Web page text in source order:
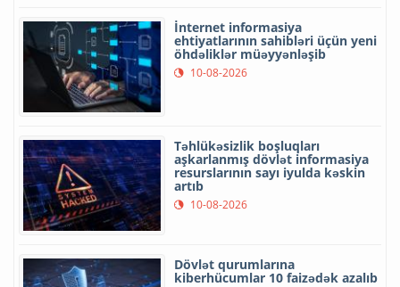
İnternet informasiya
ehtiyatlarının sahibləri üçün yeni
öhdəliklər müəyyənləşib
10-08-2026
Təhlükəsizlik boşluqları
aşkarlanmış dövlət informasiya
resurslarının sayı iyulda kəskin
artıb
10-08-2026
Dövlət qurumlarına
kiberhücumlar 10 faizədək azalıb